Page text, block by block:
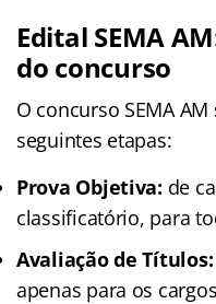
Edital SEMA
do concurso
O concurso SEMA
seguintes etapas:
Prova Objetiva: de
classificatório, para
Avaliação de Títulos:
apenas para os